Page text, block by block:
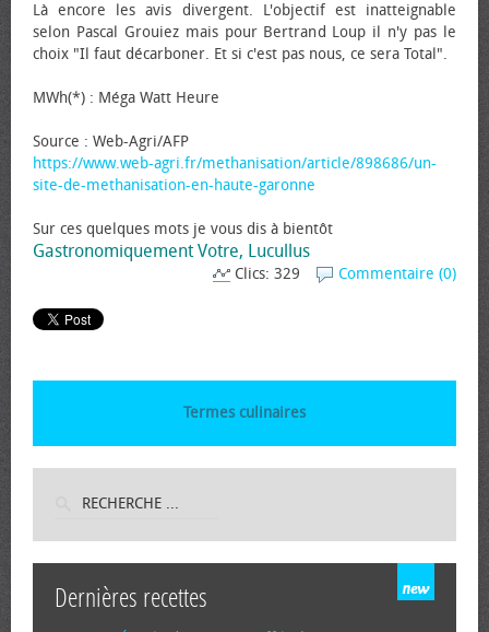
Là encore les avis divergent. L'objectif est inatteignable
selon Pascal Grouiez mais pour Bertrand Loup il n'y pas le
choix "Il faut décarboner. Et si c'est pas nous, ce sera Total".
MWh(*) : Méga Watt Heure
Source : Web-Agri/AFP
https://www.web-agri.fr/methanisation/article/898686/un-
site-de-methanisation-en-haute-garonne
Sur ces quelques mots je vous dis à bientôt
Gastronomiquement Votre, Lucullus
Commentaire (0)
Clics: 329
Termes culinaires
Dernières recettes